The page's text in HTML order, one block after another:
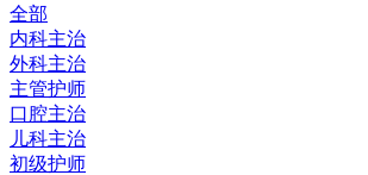
全部
内科主治
外科主治
主管护师
口腔主治
儿科主治
初级护师